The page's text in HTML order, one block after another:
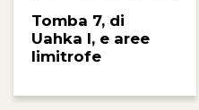
Tomba 7, di
Uahka I, e aree
limitrofe